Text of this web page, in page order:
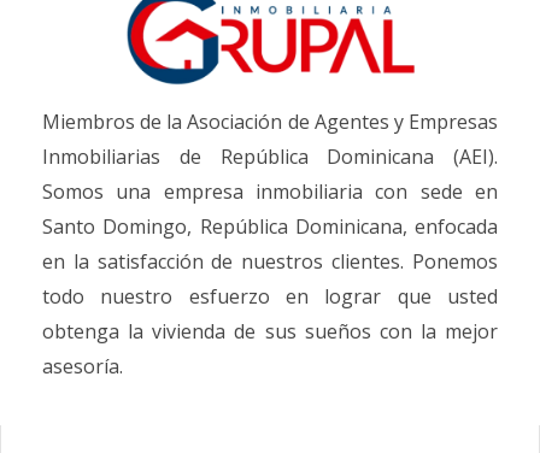
Miembros de la Asociación de Agentes y Empresas
Inmobiliarias de República Dominicana (AEI).
Somos una empresa inmobiliaria con sede en
Santo Domingo, República Dominicana, enfocada
en la satisfacción de nuestros clientes. Ponemos
todo nuestro esfuerzo en lograr que usted
obtenga la vivienda de sus sueños con la mejor
asesoría.